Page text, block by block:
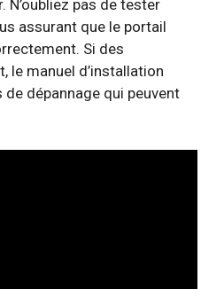
pas de tester
assurant que le portail
Si des
le manuel d’installation
dépannage qui peuvent